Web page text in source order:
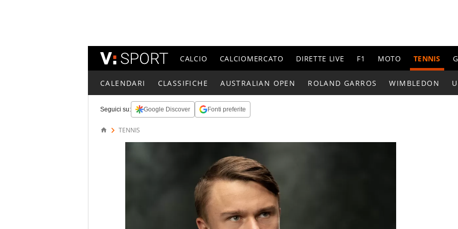
CALCIO CALCIOMERCATO DIRETTE LIVE F1 MOTO TENNIS
CALENDARI CLASSIFICHE AUSTRALIAN OPEN ROLAND GARROS WIMBLEDON
Seguici su: Google Discover Fonti preferite
TENNIS